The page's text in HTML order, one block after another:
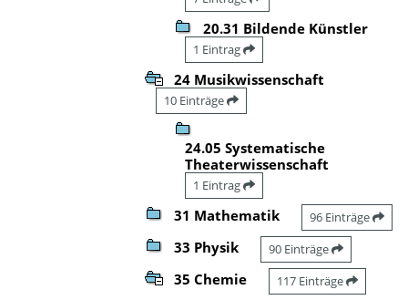
20.31 Bildende Künstler
1 Eintrag
24 Musikwissenschaft
10 Einträge
24.05 Systematische
Theaterwissenschaft
1 Eintrag
31 Mathematik 96 Einträge
33 Physik 90 Einträge
35 Chemie 117 Einträge